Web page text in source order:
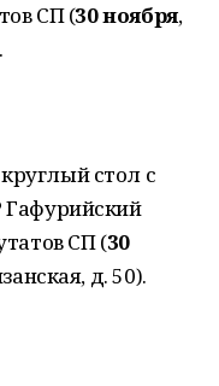
СП (30ноября,
стол с
Гафурийский
СП (30
д. 50).